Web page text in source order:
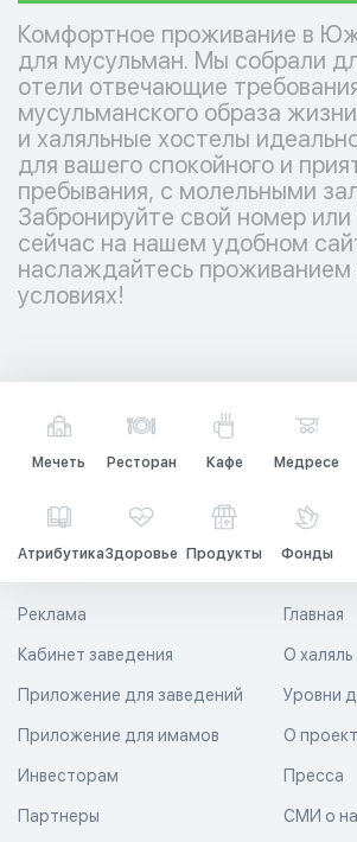
Комфортное проживание в
для мусульман. Мы собрали
отели отвечающие
мусульманского образа
и халяльные хостелы
для вашего спокойного и
пребывания, с молельными
Забронируйте свой номер
сейчас на нашем удобном
наслаждайтесь проживанием
условиях!
Мечеть Ресторан Кафе Медресе
АтрибутикаЗдоровье Продукты Фонды
Главная
О халяль
Уровни
Реклама
Кабинет заведения
Приложение для заведений
Приложение для имамов О
Пресса
СМИ о
Инвесторам
Партнеры